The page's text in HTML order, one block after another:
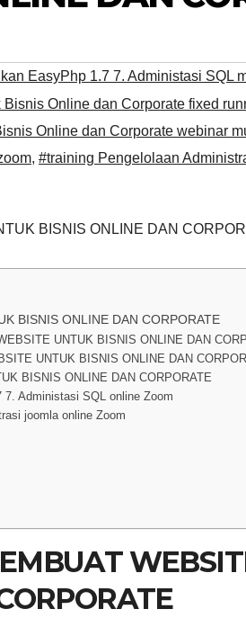
EasyPhp 1.7 7. Administasi SQL
Online dan Corporate fixed
Online dan Corporate webinar
, #training Pengelolaan
BISNIS ONLINE DAN
BISNIS ONLINE DAN CORPORATE
UNTUK BISNIS ONLINE DAN
UNTUK BISNIS ONLINE DAN
BISNIS ONLINE DAN CORPORATE
Administasi SQL online Zoom
joomla online Zoom